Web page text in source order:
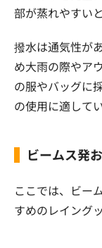
部が蒸れやすい
撥水は通気性が
め大雨の際やア
の服やバッグに
の使用に適して
ビームス発
ここでは、ビー
すめのレイング